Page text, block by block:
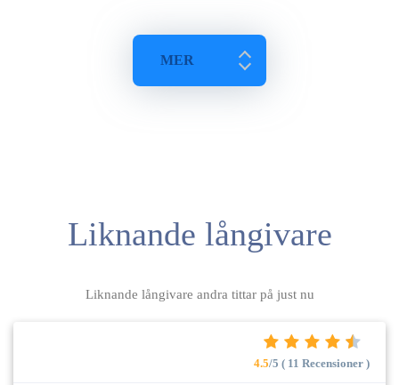
MER
Liknande långivare
Liknande långivare andra tittar på just nu
4.5/5 ( 11 Recensioner )